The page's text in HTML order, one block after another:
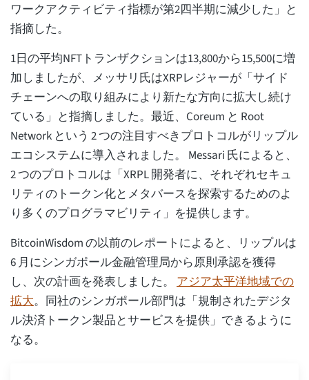
ワークアクティビティ指標が第2四半期に減少した」と
指摘した。
1日の平均NFTトランザクションは13,800から15,500に増
加しましたが、メッサリ氏はXRPレジャーが「サイド
チェーンへの取り組みにより新たな方向に拡大し続け
ている」と指摘しました。最近、Coreum と Root
Network という 2 つの注目すべきプロトコルがリップル
エコシステムに導入されました。 Messari 氏によると、
2 つのプロトコルは「XRPL 開発者に、それぞれセキュ
リティのトークン化とメタバースを探索するためのよ
り多くのプログラマビリティ」を提供します。
BitcoinWisdom の以前のレポートによると、リップルは
6 月にシンガポール金融管理局から原則承認を獲得
し、次の計画を発表しました。 アジア太平洋地域での
拡大。同社のシンガポール部門は「規制されたデジタ
ル決済トークン製品とサービスを提供」できるように
なる。